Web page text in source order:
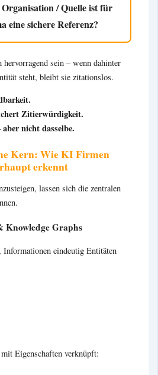
/ Quelle ist für
eine sichere Referenz?
hervorragend sein – wenn dahinter
steht, bleibt sie zitationslos.
Zitierwürdigkeit.
nicht dasselbe.
Kern: Wie KI Firmen
erkennt
lassen sich die zentralen
Knowledge Graphs
Informationen eindeutig Entitäten
Eigenschaften verknüpft: